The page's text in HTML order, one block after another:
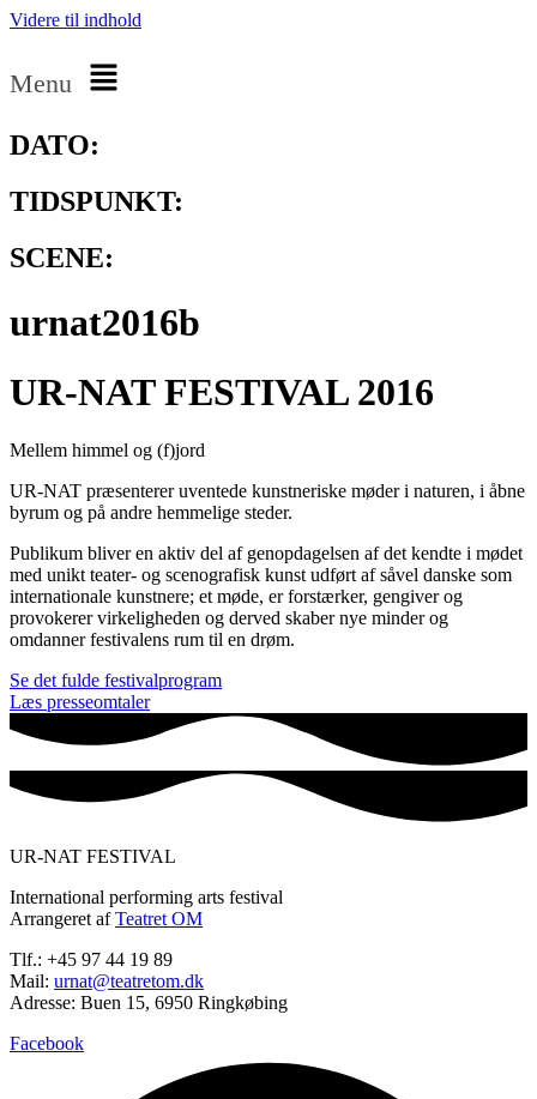
Videre til indhold
Menu
DATO:
TIDSPUNKT:
SCENE:
urnat2016b
UR-NAT FESTIVAL 2016
Mellem himmel og (f)jord
UR-NAT præsenterer uventede kunstneriske møder i naturen, i åbne
byrum og på andre hemmelige steder.
Publikum bliver en aktiv del af genopdagelsen af det kendte i mødet
med unikt teater- og scenografisk kunst udført af såvel danske som
internationale kunstnere; et møde, er forstærker, gengiver og
provokerer virkeligheden og derved skaber nye minder og
omdanner festivalens rum til en drøm.
Se det fulde festivalprogram
Læs presseomtaler
UR-NAT FESTIVAL
International performing arts festival
Arrangeret afTeatret OM
Tlf.: +45 97 44 19 89
Mail: urnat@teatretom.dk
Adresse: Buen 15, 6950 Ringkøbing
Facebook